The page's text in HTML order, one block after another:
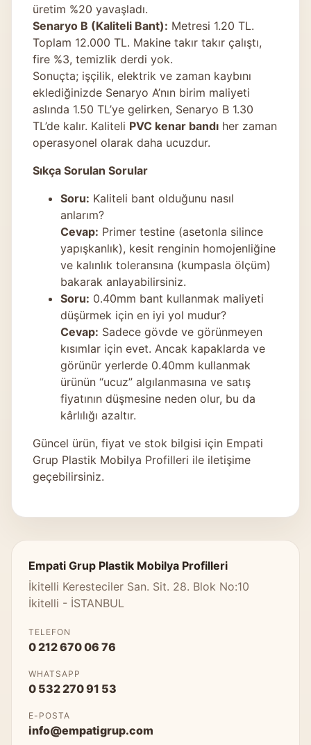
üretim %20 yavaşladı.
Senaryo B (Kaliteli Bant): Metresi 1.20 TL.
Toplam 12.000 TL. Makine takır takır çalıştı,
fire %3, temizlik derdi yok.
Sonuçta; işçilik, elektrik ve zaman kaybını
eklediğinizde Senaryo A’nın birim maliyeti
aslında 1.50 TL’ye gelirken, Senaryo B 1.30
TL’de kalır. Kaliteli PVC kenar bandı her zaman
operasyonel olarak daha ucuzdur.
Sıkça Sorulan Sorular
Soru: Kaliteli bant olduğunu nasıl
anlarım?
Cevap: Primer testine (asetonla silince
yapışkanlık), kesit renginin homojenliğine
ve kalınlık toleransına (kumpasla ölçüm)
bakarak anlayabilirsiniz.
Soru: 0.40mm bant kullanmak maliyeti
düşürmek için en iyi yol mudur?
Cevap: Sadece gövde ve görünmeyen
kısımlar için evet. Ancak kapaklarda ve
görünür yerlerde 0.40mm kullanmak
ürünün “ucuz” algılanmasına ve satış
fiyatının düşmesine neden olur, bu da
kârlılığı azaltır.
Güncel ürün, fiyat ve stok bilgisi için Empati
Grup Plastik Mobilya Profilleri ile iletişime
geçebilirsiniz.
Empati Grup Plastik Mobilya Profilleri
İkitelli Keresteciler San. Sit. 28. Blok No:10
İkitelli - İSTANBUL
TELEFON
0 212 670 06 76
WHATSAPP
0 532 270 91 53
E-POSTA
info@empatigrup.com